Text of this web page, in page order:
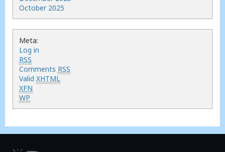
October 2025
Meta:
Log in
RSS
Comments RSS
Valid XHTML
XFN
WP